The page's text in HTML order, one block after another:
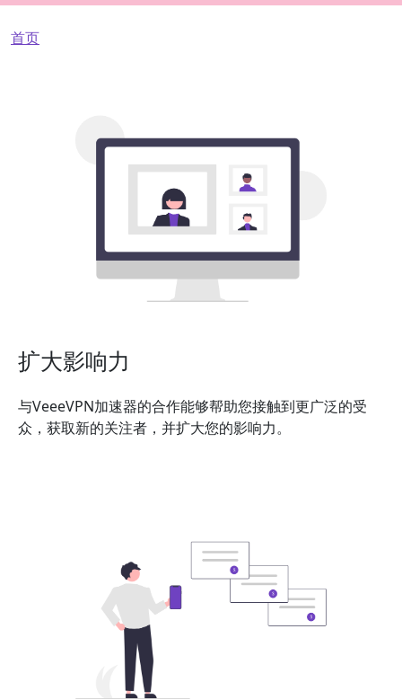
面包屑
首页
扩大影响力
与VeeeVPN加速器的合作能够帮助您接触到更广泛的受
众，获取新的关注者，并扩大您的影响力。